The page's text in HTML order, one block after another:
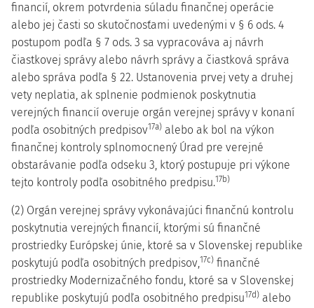
financií, okrem potvrdenia súladu finančnej operácie
alebo jej časti so skutočnosťami uvedenými v § 6 ods. 4
postupom podľa § 7 ods. 3 sa vypracováva aj návrh
čiastkovej správy alebo návrh správy a čiastková správa
alebo správa podľa § 22. Ustanovenia prvej vety a druhej
vety neplatia, ak splnenie podmienok poskytnutia
verejných financií overuje orgán verejnej správy v konaní
podľa osobitných predpisov17a) alebo ak bol na výkon
finančnej kontroly splnomocnený Úrad pre verejné
obstarávanie podľa odseku 3, ktorý postupuje pri výkone
tejto kontroly podľa osobitného predpisu.17b)
(2) Orgán verejnej správy vykonávajúci finančnú kontrolu
poskytnutia verejných financií, ktorými sú finančné
prostriedky Európskej únie, ktoré sa v Slovenskej republike
poskytujú podľa osobitných predpisov,17c) finančné
prostriedky Modernizačného fondu, ktoré sa v Slovenskej
republike poskytujú podľa osobitného predpisu17d) alebo